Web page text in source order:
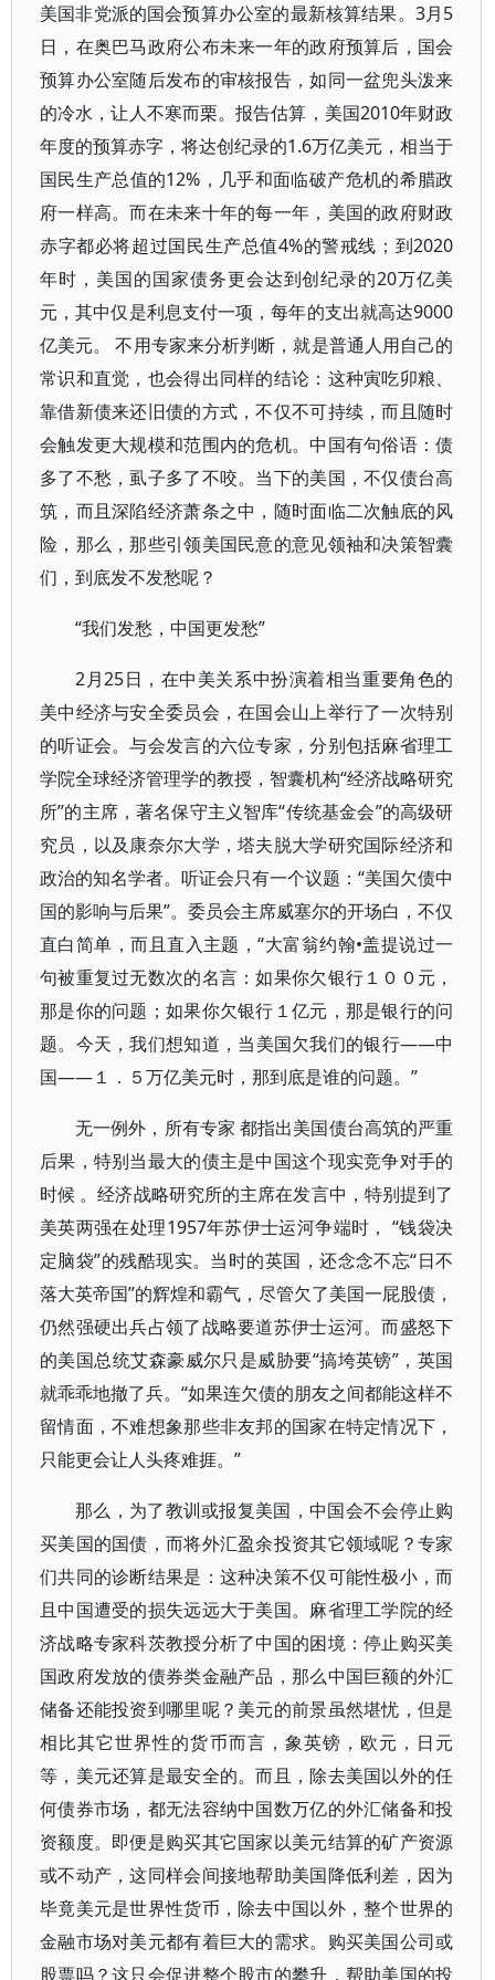
美国非党派的国会预算办公室的最新核算结果。3月5
日，在奥巴马政府公布未来一年的政府预算后，国会
预算办公室随后发布的审核报告，如同一盆兜头泼来
的冷水，让人不寒而栗。报告估算，美国2010年财政
年度的预算赤字，将达创纪录的1.6万亿美元，相当于
国民生产总值的12%，几乎和面临破产危机的希腊政
府一样高。而在未来十年的每一年，美国的政府财政
赤字都必将超过国民生产总值4%的警戒线；到2020
年时，美国的国家债务更会达到创纪录的20万亿美
元，其中仅是利息支付一项，每年的支出就高达9000
亿美元。 不用专家来分析判断，就是普通人用自己的
常识和直觉，也会得出同样的结论：这种寅吃卯粮、
靠借新债来还旧债的方式，不仅不可持续，而且随时
会触发更大规模和范围内的危机。中国有句俗语：债
多了不愁，虱子多了不咬。当下的美国，不仅债台高
筑，而且深陷经济萧条之中，随时面临二次触底的风
险，那么，那些引领美国民意的意见领袖和决策智囊
们，到底发不发愁呢？
“我们发愁，中国更发愁”
2月25日，在中美关系中扮演着相当重要角色的
美中经济与安全委员会，在国会山上举行了一次特别
的听证会。与会发言的六位专家，分别包括麻省理工
学院全球经济管理学的教授，智囊机构“经济战略研究
所”的主席，著名保守主义智库“传统基金会”的高级研
究员，以及康奈尔大学，塔夫脱大学研究国际经济和
政治的知名学者。听证会只有一个议题：“美国欠债中
国的影响与后果”。委员会主席威塞尔的开场白，不仅
直白简单，而且直入主题，“大富翁约翰•盖提说过一
句被重复过无数次的名言：如果你欠银行１００元，
那是你的问题；如果你欠银行１亿元，那是银行的问
题。今天，我们想知道，当美国欠我们的银行――中
国――１．５万亿美元时，那到底是谁的问题。”
无一例外，所有专家 都指出美国债台高筑的严重
后果，特别当最大的债主是中国这个现实竞争对手的
时候 。经济战略研究所的主席在发言中，特别提到了
美英两强在处理1957年苏伊士运河争端时， “钱袋决
定脑袋”的残酷现实。当时的英国，还念念不忘“日不
落大英帝国”的辉煌和霸气，尽管欠了美国一屁股债，
仍然强硬出兵占领了战略要道苏伊士运河。而盛怒下
的美国总统艾森豪威尔只是威胁要“搞垮英镑”，英国
就乖乖地撤了兵。“如果连欠债的朋友之间都能这样不
留情面，不难想象那些非友邦的国家在特定情况下，
只能更会让人头疼难捱。”
那么，为了教训或报复美国，中国会不会停止购
买美国的国债，而将外汇盈余投资其它领域呢？专家
们共同的诊断结果是：这种决策不仅可能性极小，而
且中国遭受的损失远远大于美国。麻省理工学院的经
济战略专家科茨教授分析了中国的困境：停止购买美
国政府发放的债券类金融产品，那么中国巨额的外汇
储备还能投资到哪里呢？美元的前景虽然堪忧，但是
相比其它世界性的货币而言，象英镑，欧元，日元
等，美元还算是最安全的。而且，除去美国以外的任
何债券市场，都无法容纳中国数万亿的外汇储备和投
资额度。即便是购买其它国家以美元结算的矿产资源
或不动产，这同样会间接地帮助美国降低利差，因为
毕竟美元是世界性货币，除去中国以外，整个世界的
金融市场对美元都有着巨大的需求。购买美国公司或
股票吗？这只会促进整个股市的攀升，帮助美国的投